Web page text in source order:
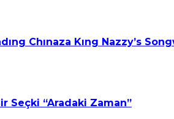
Chınaza Kıng Nazzy’s
Seçki “Aradaki Zaman”